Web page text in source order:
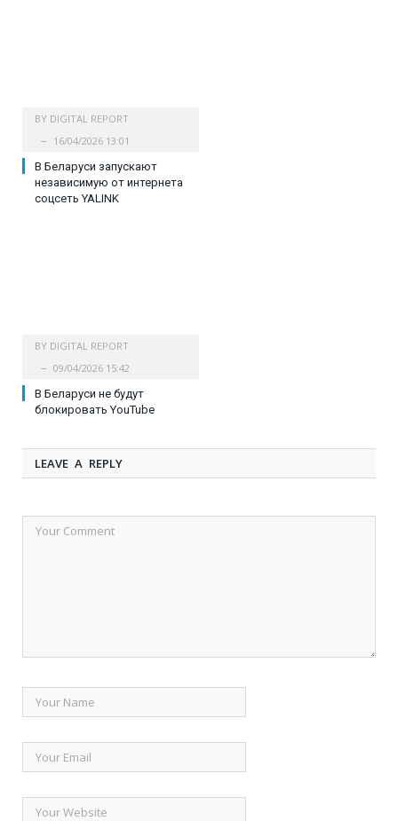
BY DIGITAL REPORT
16/04/2026 13:01
В Беларуси запускают
независимую от интернета
соцсеть YALINK
BY DIGITAL REPORT
09/04/2026 15:42
В Беларуси не будут
блокировать YouTube
LEAVE A REPLY